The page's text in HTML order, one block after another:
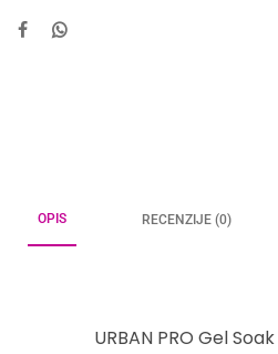
OPIS RECENZIJE (0)
URBAN PRO Gel